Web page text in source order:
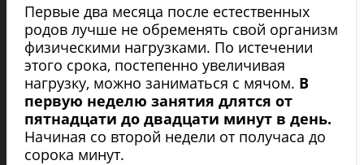
Первые два месяца после естественных
родов лучше не обременять свой организм
физическими нагрузками. По истечении
этого срока, постепенно увеличивая
нагрузку, можно заниматься с мячом. В
первую неделю занятия длятся от
пятнадцати до двадцати минут в день.
Начиная со второй недели от получаса до
сорока минут.